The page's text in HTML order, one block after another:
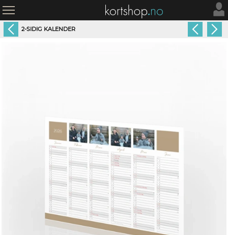
2-SIDIG KALENDER